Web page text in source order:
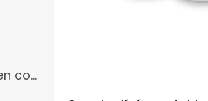
Amarex 3x Amarex men complex 120 kapslí